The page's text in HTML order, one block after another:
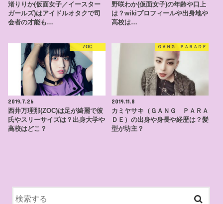
渚りりか(仮面女子／イースター
ガールズ)はアイドルオタクで司
会者の才能も…
野咲わか(仮面女子)の年齢や口上
は？wikiプロフィールや出身地や
高校は…
ZOC
2019.7.26
西井万理那(ZOC)は足が綺麗で彼
氏やスリーサイズは？出身大学や
高校はどこ？
ＧＡＮＧ ＰＡＲＡＤＥ
2019.11.8
カミヤサキ（ＧＡＮＧ ＰＡＲＡ
ＤＥ）の出身や身長や経歴は？髪
型が坊主？